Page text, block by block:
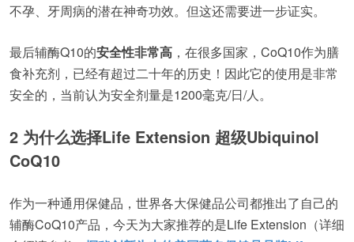
不孕、牙周病的潜在神奇功效。但这还需要进一步证实。
最后辅酶Q10的安全性非常高 ，在很多国家，CoQ10作为膳
食补充剂，已经有超过二十年的历史！因此它的使用是非常
安全的，当前认为安全剂量是1200毫克/日/人。
2 为什么选择Life Extension 超级Ubiquinol
CoQ10
作为一种通用保健品，世界各大保健品公司都推出了自己的
辅酶CoQ10产品，今天为大家推荐的是Life Extension（详细